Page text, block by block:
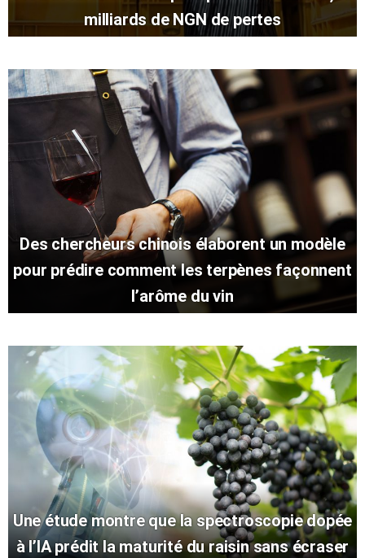
milliards de NGN de pertes
Des chercheurs chinois élaborent un modèle
pour prédire comment les terpènes façonnent
l’arôme du vin
Une étude montre que la spectroscopie dopée
à l’IA prédit la maturité du raisin sans écraser